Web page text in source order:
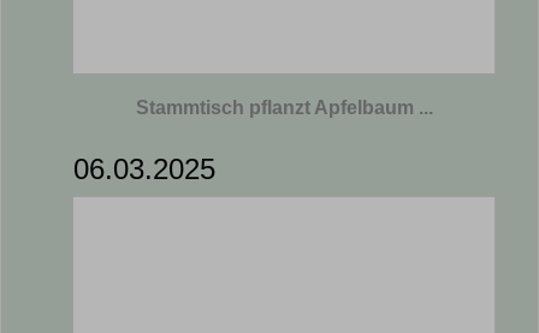
Stammtisch pflanzt Apfelbaum ...
06.03.2025